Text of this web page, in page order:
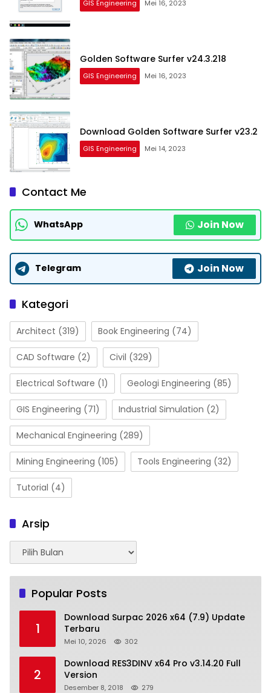
GIS Engineering Mei 16, 2023
Golden Software Surfer v24.3.218
GIS Engineering Mei 16, 2023
Download Golden Software Surfer v23.2
GIS Engineering Mei 14, 2023
Contact Me
WhatsApp Join Now
Telegram Join Now
Kategori
Architect (319) Book Engineering (74)
CAD Software (2) Civil (329)
Electrical Software (1) Geologi Engineering (85)
GIS Engineering (71) Industrial Simulation (2)
Mechanical Engineering (289)
Mining Engineering (105) Tools Engineering (32)
Tutorial (4)
Arsip
Arsip
Popular Posts
1
Download Surpac 2026 x64 (7.9) Update
Terbaru
Mei 10, 2026 302
2
Download RES3DINV x64 Pro v3.14.20 Full
Version
Desember 8, 2018 279